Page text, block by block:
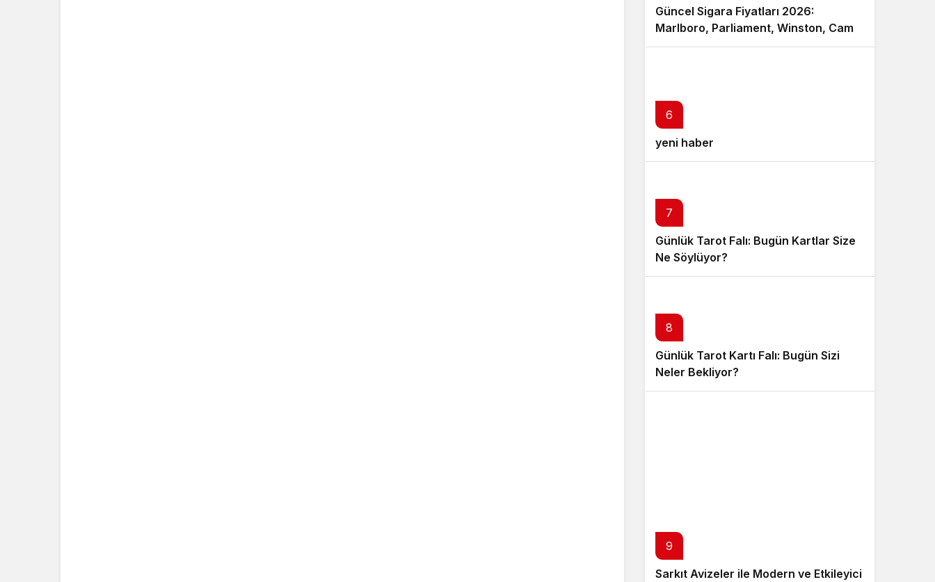
Güncel Sigara Fiyatları 2026:
Marlboro, Parliament, Winston, Camel
ve Tüm Sigara Markalarının Zamlı
6
yeni haber
7
Günlük Tarot Falı: Bugün Kartlar Size
Ne Söylüyor?
8
Günlük Tarot Kartı Falı: Bugün Sizi
Neler Bekliyor?
9
Sarkıt Avizeler ile Modern ve Etkileyici